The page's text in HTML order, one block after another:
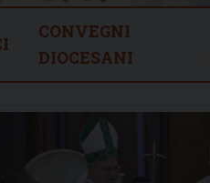
CONVEGNI
DIOCESANI